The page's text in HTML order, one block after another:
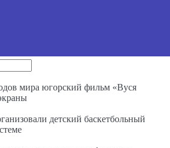
мира югорский фильм «Вуся
детский баскетбольный